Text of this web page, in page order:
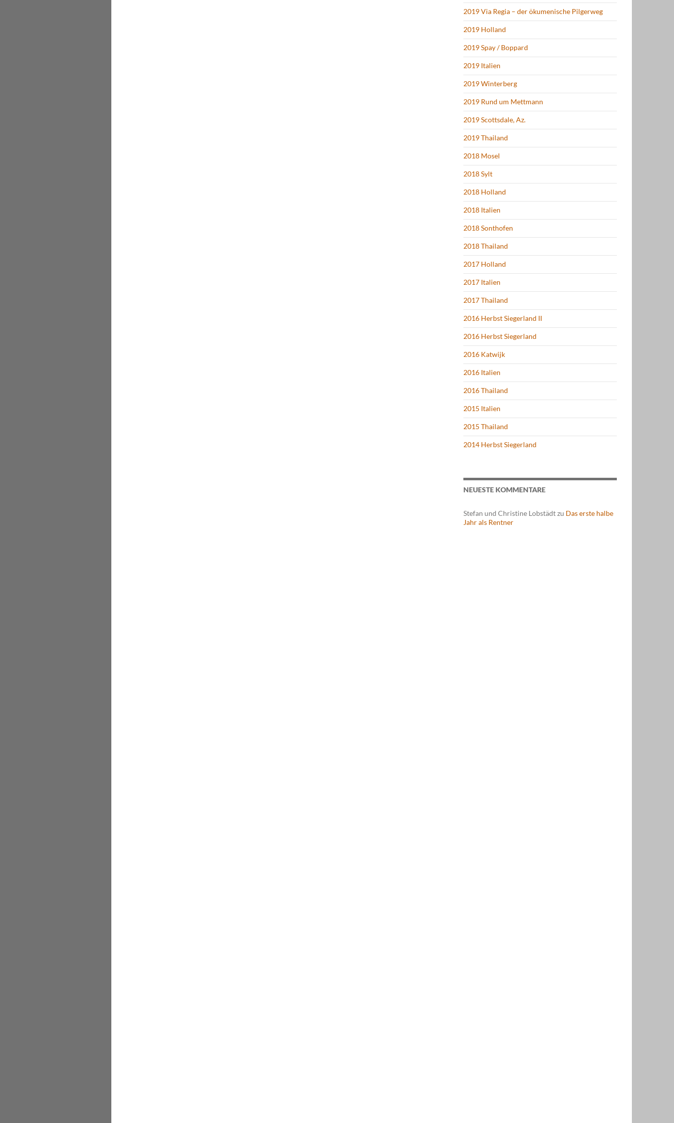
2019 Via Regia – der ökumenische Pilgerweg
2019 Holland
2019 Spay / Boppard
2019 Italien
2019 Winterberg
2019 Rund um Mettmann
2019 Scottsdale, Az.
2019 Thailand
2018 Mosel
2018 Sylt
2018 Holland
2018 Italien
2018 Sonthofen
2018 Thailand
2017 Holland
2017 Italien
2017 Thailand
2016 Herbst Siegerland II
2016 Herbst Siegerland
2016 Katwijk
2016 Italien
2016 Thailand
2015 Italien
2015 Thailand
2014 Herbst Siegerland
NEUESTE KOMMENTARE
Stefan und Christine Lobstädtzu Das erste halbe
Jahr als Rentner